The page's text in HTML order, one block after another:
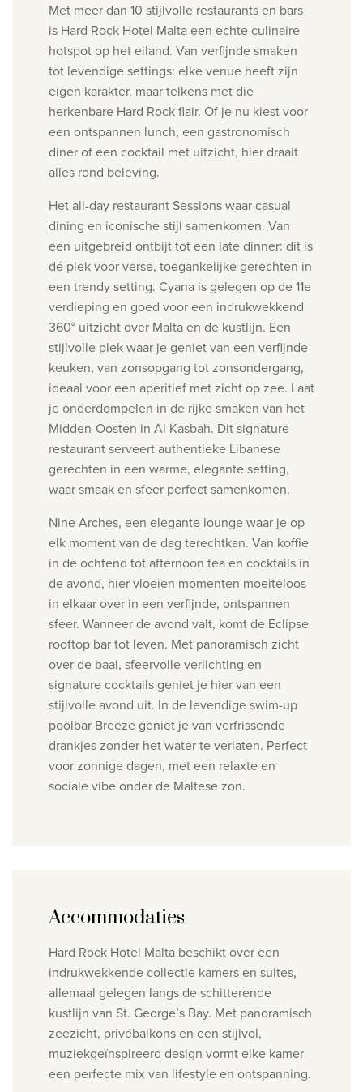
Met meer dan 10 stijlvolle restaurants en bars
is Hard Rock Hotel Malta een echte culinaire
hotspot op het eiland. Van verfijnde smaken
tot levendige settings: elke venue heeft zijn
eigen karakter, maar telkens met die
herkenbare Hard Rock flair. Of je nu kiest voor
een ontspannen lunch, een gastronomisch
diner of een cocktail met uitzicht, hier draait
alles rond beleving.
Het all-day restaurant Sessions waar casual
dining en iconische stijl samenkomen. Van
een uitgebreid ontbijt tot een late dinner: dit is
dé plek voor verse, toegankelijke gerechten in
een trendy setting. Cyana is gelegen op de 11e
verdieping en goed voor een indrukwekkend
360° uitzicht over Malta en de kustlijn. Een
stijlvolle plek waar je geniet van een verfijnde
keuken, van zonsopgang tot zonsondergang,
ideaal voor een aperitief met zicht op zee. Laat
je onderdompelen in de rijke smaken van het
Midden-Oosten in Al Kasbah. Dit signature
restaurant serveert authentieke Libanese
gerechten in een warme, elegante setting,
waar smaak en sfeer perfect samenkomen.
Nine Arches, een elegante lounge waar je op
elk moment van de dag terechtkan. Van koffie
in de ochtend tot afternoon tea en cocktails in
de avond, hier vloeien momenten moeiteloos
in elkaar over in een verfijnde, ontspannen
sfeer. Wanneer de avond valt, komt de Eclipse
rooftop bar tot leven. Met panoramisch zicht
over de baai, sfeervolle verlichting en
signature cocktails geniet je hier van een
stijlvolle avond uit. In de levendige swim-up
poolbar Breeze geniet je van verfrissende
drankjes zonder het water te verlaten. Perfect
voor zonnige dagen, met een relaxte en
sociale vibe onder de Maltese zon.
Accommodaties
Hard Rock Hotel Malta beschikt over een
indrukwekkende collectie kamers en suites,
allemaal gelegen langs de schitterende
kustlijn van St. George’s Bay. Met panoramisch
zeezicht, privébalkons en een stijlvol,
muziekgeïnspireerd design vormt elke kamer
een perfecte mix van lifestyle en ontspanning.